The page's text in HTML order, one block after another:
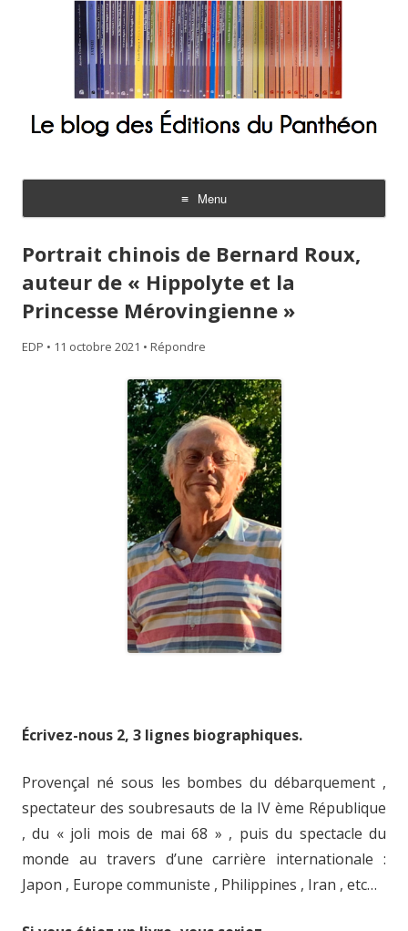
Menu
Aller
contenu
Portrait chinois de Bernard Roux,
auteur de « Hippolyte et la
Princesse Mérovingienne »
EDP • 11 octobre 2021 • Répondre
Écrivez-nous 2, 3 lignes biographiques.
Provençal né sous les bombes du débarquement ,
spectateur des soubresauts de la IV ème République
, du « joli mois de mai 68 » , puis du spectacle du
monde au travers d’une carrière internationale :
Japon , Europe communiste , Philippines , Iran , etc…